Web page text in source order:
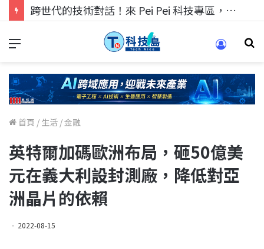
跨世代的技術對話！來 Pei Pei 科技專區，用專業洞察引領學弟妹成長
首頁 / 生活 /金融
英特爾加碼歐洲布局，砸50億美
元在義大利設封測廠，降低對亞
洲晶片的依賴
2022-08-15